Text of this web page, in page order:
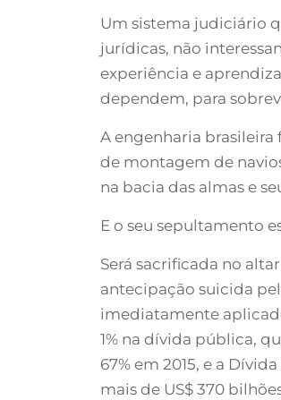
Um sistema judiciário
jurídicas, não
experiência e
dependem, para
A engenharia brasileira
de montagem de
na bacia das almas e
E o seu sepultamento
Será sacrificada no
antecipação suicida
imediatamente
1% na dívida pública,
67% em 2015, e a
mais de US$ 370